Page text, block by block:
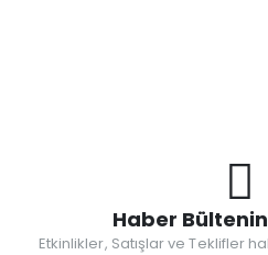
Haber
Etkinlikler, Satışlar ve Teklifler